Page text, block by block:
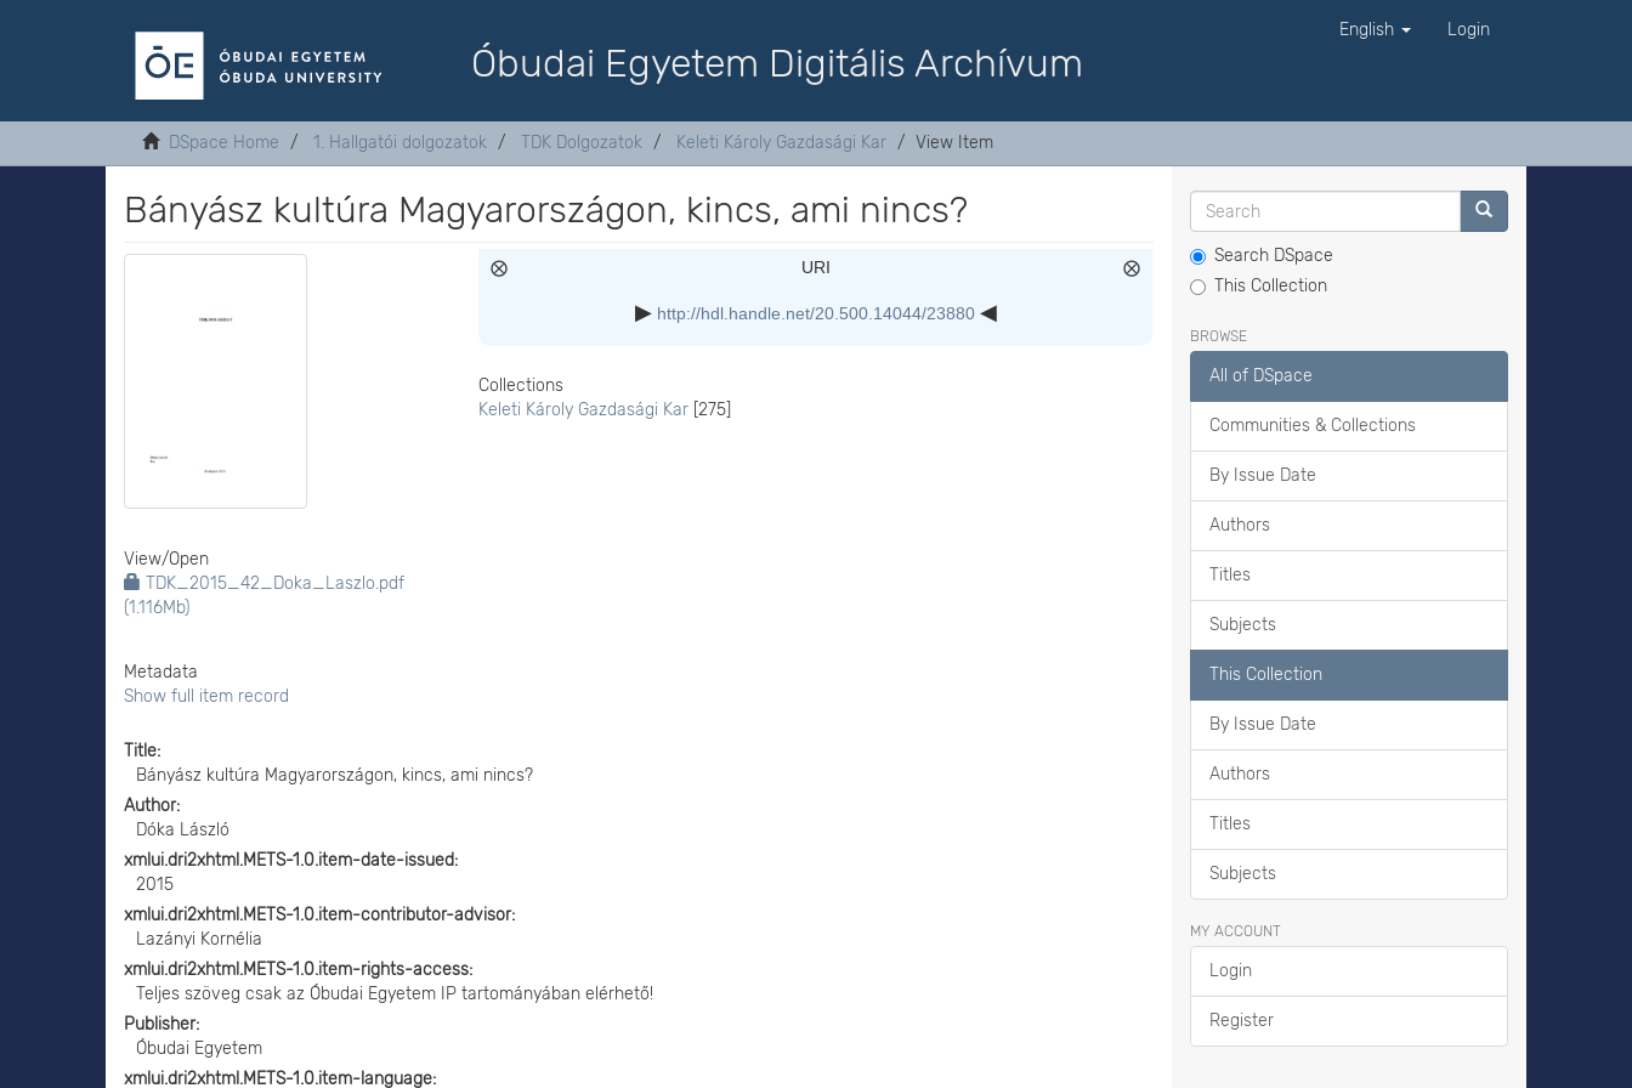
Óbudai Egyetem Digitális Archívum
English Login
DSpace Home 1. Hallgatói dolgozatok TDK Dolgozatok Keleti Károly Gazdasági Kar View Item
Bányász kultúra Magyarországon, kincs, ami nincs?
View/Open
TDK_2015_42_Doka_Laszlo.pdf
(1.116Mb)
Metadata
Show full item record
URI
http://hdl.handle.net/20.500.14044/23880
Collections
Keleti Károly Gazdasági Kar [275]
Title
Bányász kultúra Magyarországon, kincs, ami nincs?
Author
Dóka László
xmlui.dri2xhtml.METS-1.0.item-date-issued
2015
xmlui.dri2xhtml.METS-1.0.item-contributor-advisor
Lazányi Kornélia
xmlui.dri2xhtml.METS-1.0.item-rights-access
Teljes szöveg csak az Óbudai Egyetem IP tartományában elérhető!
Publisher
Óbudai Egyetem
xmlui.dri2xhtml.METS-1.0.item-language
Search DSpace
This Collection
BROWSE
All of DSpace
Communities & Collections
By Issue Date
Authors
Titles
Subjects
This Collection
By Issue Date
Authors
Titles
Subjects
MY ACCOUNT
Login
Register